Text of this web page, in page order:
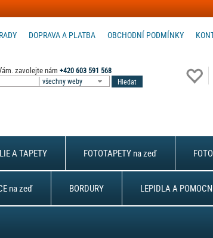
OBCHODNÍ PODMÍNKY
DOPRAVA A PLATBA
zavolejte nám+420 603 591 568
všechny weby
A TAPETY FOTOTAPETY na zeď
na zeď BORDURY LEPIDLA A